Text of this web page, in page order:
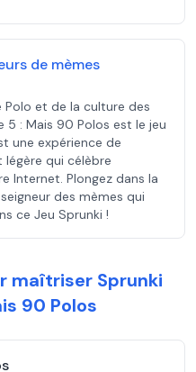
de mèmes
Polo et de la culture des
5 : Mais 90 Polos est le jeu
une expérience de
légère qui célèbre
Internet. Plongez dans la
des mèmes qui
ce Jeu Sprunki !
maîtriser Sprunki
90 Polos